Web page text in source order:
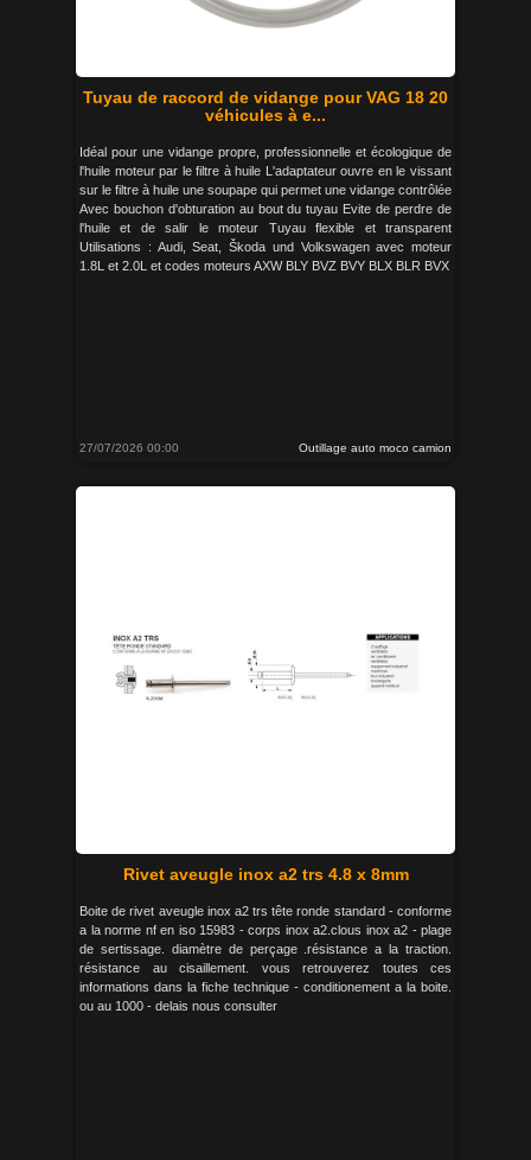
Tuyau de raccord de vidange pour VAG 18 20
véhicules à e...
Idéal pour une vidange propre, professionnelle et écologique de
l'huile moteur par le filtre à huile L'adaptateur ouvre en le vissant
sur le filtre à huile une soupape qui permet une vidange contrôlée
Avec bouchon d'obturation au bout du tuyau Evite de perdre de
l'huile et de salir le moteur Tuyau flexible et transparent
Utilisations : Audi, Seat, Škoda und Volkswagen avec moteur
1.8L et 2.0L et codes moteurs AXW BLY BVZ BVY BLX BLR BVX
27/07/2026 00:00 Outillage auto moco camion
Rivet aveugle inox a2 trs 4.8 x 8mm
Boite de rivet aveugle inox a2 trs tête ronde standard - conforme
a la norme nf en iso 15983 - corps inox a2.clous inox a2 - plage
de sertissage. diamètre de perçage .résistance a la traction.
résistance au cisaillement. vous retrouverez toutes ces
informations dans la fiche technique - conditionement a la boite.
ou au 1000 - delais nous consulter